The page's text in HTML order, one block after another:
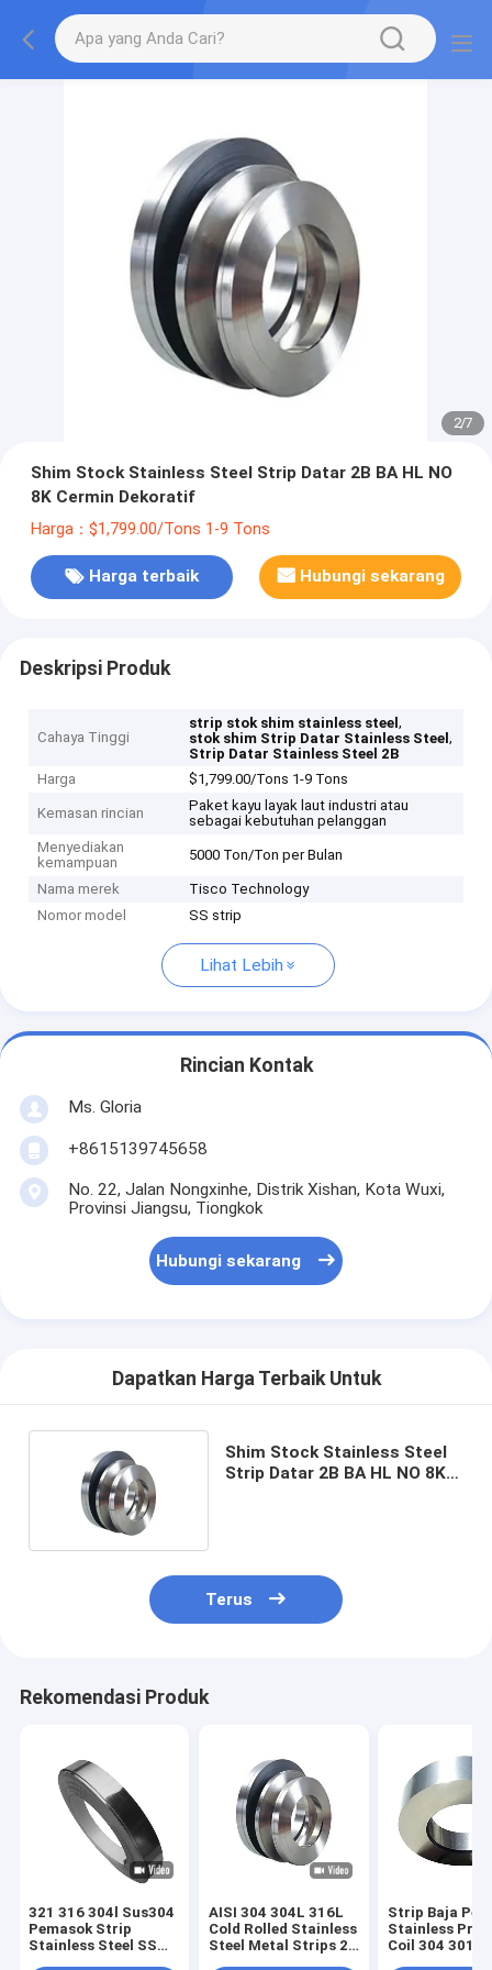
2/7
Shim Stock Stainless Steel Strip Datar 2B BA HL NO
8K Cermin Dekoratif
Harga：$1,799.00/Tons 1-9 Tons
Harga terbaik Hubungi sekarang
Deskripsi Produk
Cahaya Tinggi
strip stok shim stainless steel,
stok shim Strip Datar Stainless Steel,
Strip Datar Stainless Steel 2B
Harga
$1,799.00/Tons 1-9 Tons
Kemasan rincian
Paket kayu layak laut industri atau
sebagai kebutuhan pelanggan
Menyediakan
kemampuan
5000 Ton/Ton per Bulan
Nama merek
Tisco Technology
Nomor model
SS strip
Lihat Lebih
Rincian Kontak
Ms. Gloria
+8615139745658
No. 22, Jalan Nongxinhe, Distrik Xishan, Kota Wuxi,
Provinsi Jiangsu, Tiongkok
Hubungi sekarang
Dapatkan Harga Terbaik Untuk
Shim Stock Stainless Steel
Strip Datar 2B BA HL NO 8K
Terus
Rekomendasi Produk
321 316 304l Sus304
Pemasok Strip
Stainless Steel SS
AISI 304 304L 316L
Cold Rolled Stainless
Steel Metal Strips 2B
Strip Baja
Stainless
Coil 304 301